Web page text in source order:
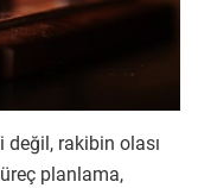
rakibin olası
planlama,